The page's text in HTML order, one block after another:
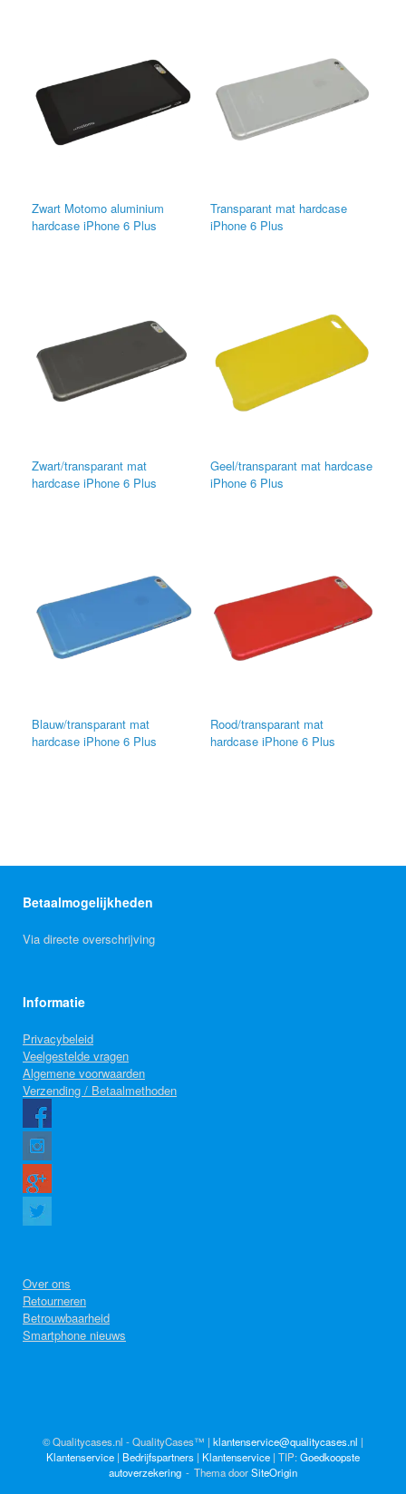
Zwart Motomo aluminium
hardcase iPhone 6 Plus
Transparant mat hardcase
iPhone 6 Plus
Zwart/transparant mat
hardcase iPhone 6 Plus
Geel/transparant mat hardcase
iPhone 6 Plus
Blauw/transparant mat
hardcase iPhone 6 Plus
Rood/transparant mat
hardcase iPhone 6 Plus
Betaalmogelijkheden
Via directe overschrijving
Informatie
Privacybeleid
Veelgestelde vragen
Algemene voorwaarden
Verzending / Betaalmethoden
Over ons
Retourneren
Betrouwbaarheid
Smartphone nieuws
© Qualitycases.nl - QualityCases™ | klantenservice@qualitycases.nl |
Klantenservice | Bedrijfspartners | Klantenservice | TIP:Goedkoopste
autoverzekering
Thema doorSiteOrigin